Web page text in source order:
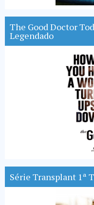
The Good Doctor
Legendado
Série Transplant 1ª